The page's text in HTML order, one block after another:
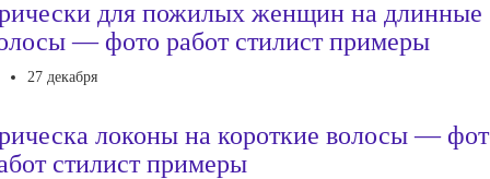
для пожилых женщин на длинные
— фото работ стилист примеры
27 декабря
локоны на короткие волосы —
стилист примеры